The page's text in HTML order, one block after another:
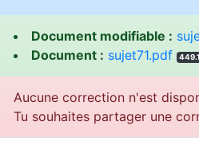
Document modifiable :
Document : sujet71.pdf
Aucune correction n'est
Tu souhaites partager une